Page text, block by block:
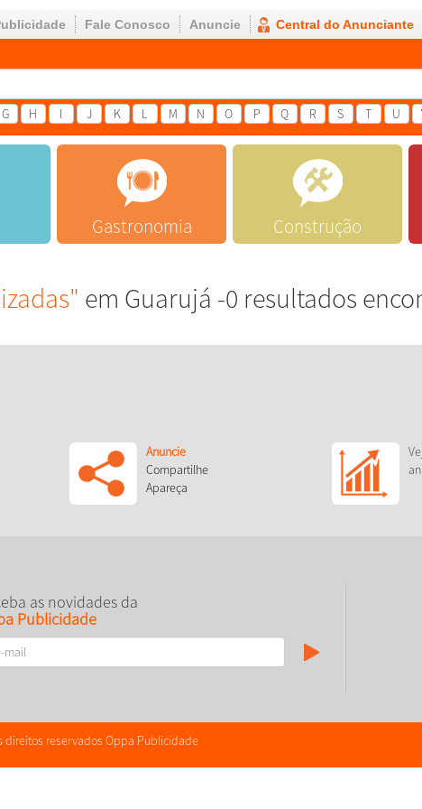
Fale Conosco Anuncie Central do Anunciante
G H I J K L M N O P Q R S T U
Gastronomia Construção
em Guarujá -0 resultados
Anuncie
Compartilhe
Apareça
as novidades da
Publicidade
direitos reservados Oppa Publicidade